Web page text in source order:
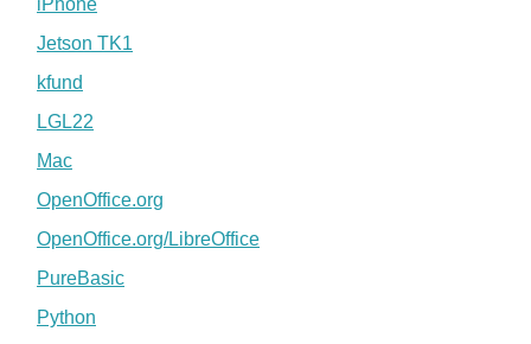
Jetson TK1
kfund
LGL22
Mac
OpenOffice.org
OpenOffice.org/LibreOffice
PureBasic
Python